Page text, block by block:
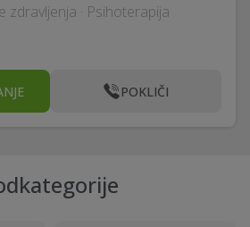
zdravljenja · Psihoterapija
POKLIČI